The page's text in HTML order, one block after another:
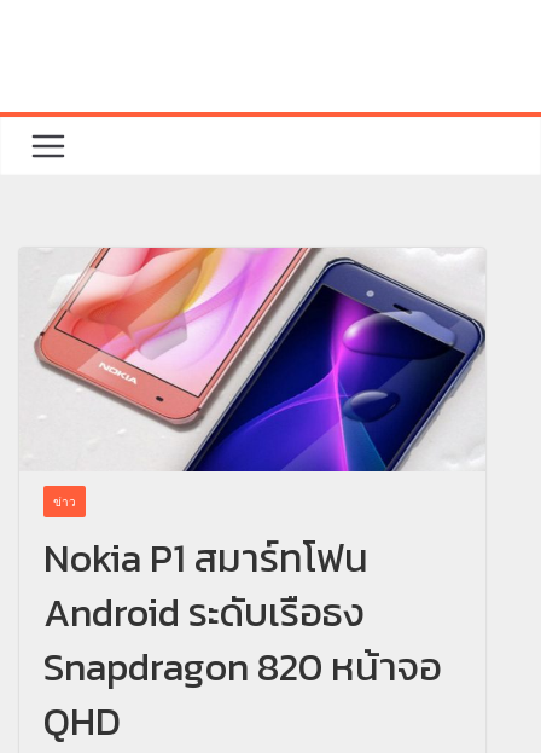
ข่าว
Nokia P1 สมาร์ทโฟน
Android ระดับเรือธง
Snapdragon 820 หน้าจอ
QHD